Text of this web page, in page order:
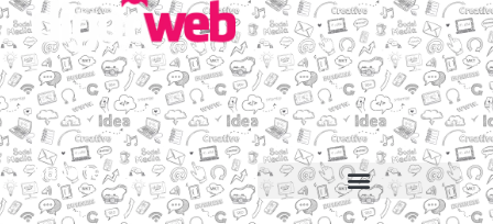
Email personalizado
Hospedagem de Sites
Migração de sites e e-mails
Construtor de sites
Suporte
Suporte via Whats